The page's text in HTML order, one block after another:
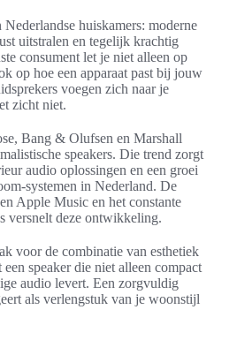
Nederlandse huiskamers: moderne
uitstralen en tegelijk krachtig
consument let je niet alleen op
op hoe een apparaat past bij jouw
voegen zich naar je
zicht niet.
Bang & Olufsen en Marshall
speakers. Die trend zorgt
audio oplossingen en een groei
systemen in Nederland. De
Apple Music en het constante
versnelt deze ontwikkeling.
voor de combinatie van esthetiek
speaker die niet alleen compact
audio levert. Een zorgvuldig
als verlengstuk van je woonstijl